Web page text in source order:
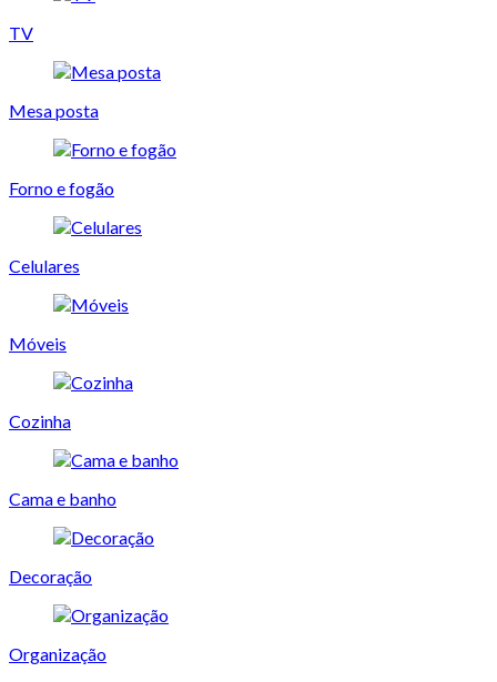
TV
Mesa posta
Forno e fogão
Celulares
Móveis
Cozinha
Cama e banho
Decoração
Organização